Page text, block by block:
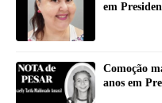
em
Comoção
anos em